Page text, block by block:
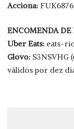
Acciona:
ENCOMENDA DE
Uber Eats: eats-
Glovo: S3NSVHG
válidos por dez